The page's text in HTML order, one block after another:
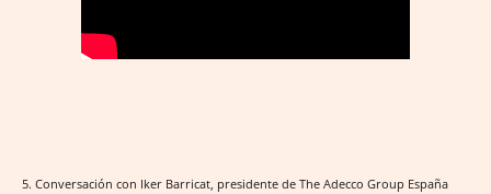
5. Conversación con Iker Barricat, presidente de The Adecco Group España